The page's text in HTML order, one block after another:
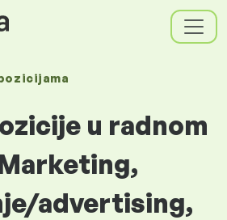
u radnom
advertising,